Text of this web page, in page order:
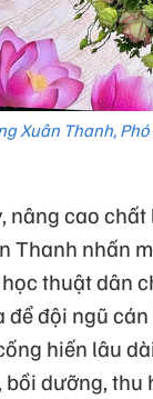
Xuân Thanh,
nâng cao
Thanh nhấn
thuật dân
đội ngũ
hiến lâu
bồi dưỡng,